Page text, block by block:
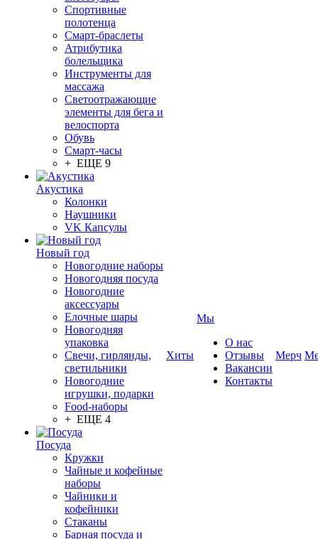
Спортивные
полотенца
Смарт-браслеты
Атрибутика
болельщика
Инструменты для
массажа
Светоотражающие
элементы для бега и
велоспорта
Обувь
Смарт-часы
+ ЕЩЕ 9
Акустика
Колонки
Наушники
VK Капсулы
Новый год
Новогодние наборы
Новогодняя посуда
Новогодние
аксессуары
Елочные шары
Новогодняя
упаковка
Свечи, гирлянды,
светильники
Новогодние
игрушки, подарки
Food-наборы
+ ЕЩЕ 4
Посуда
Кружки
Чайные и кофейные
наборы
Чайники и
кофейники
Стаканы
Барная посуда и
Хиты
Мы
О нас
Отзывы
Вакансии
Контакты
Мерч